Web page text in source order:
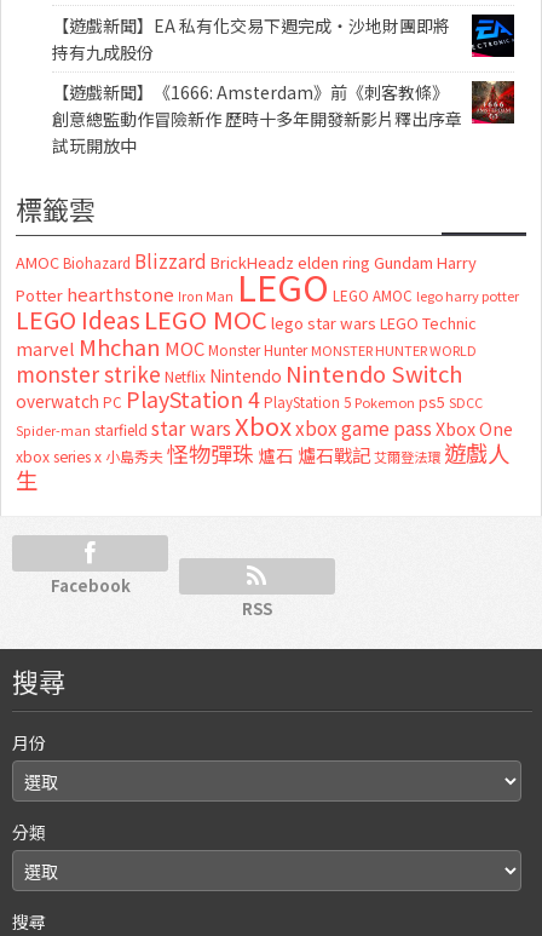
【遊戲新聞】EA 私有化交易下週完成・沙地財團即將
持有九成股份
【遊戲新聞】《1666: Amsterdam》前《刺客教條》
創意總監動作冒險新作 歷時十多年開發新影片釋出序章
試玩開放中
標籤雲
AMOC Biohazard Blizzard BrickHeadz elden ring Gundam Harry
Potter hearthstone Iron Man LEGO LEGO AMOC lego harry potter
LEGO Ideas LEGO MOC lego star wars LEGO Technic
marvel Mhchan MOC Monster Hunter MONSTER HUNTER WORLD
monster strike Netflix Nintendo Nintendo Switch
overwatch PC PlayStation 4 PlayStation 5 Pokemon ps5 SDCC
Spider-man starfield star warsXboxxbox game passXbox One
xbox series x 小島秀夫怪物彈珠 爐石 爐石戰記艾爾登法環 遊戲人
生
Facebook
RSS
搜尋
月份
分類
搜尋